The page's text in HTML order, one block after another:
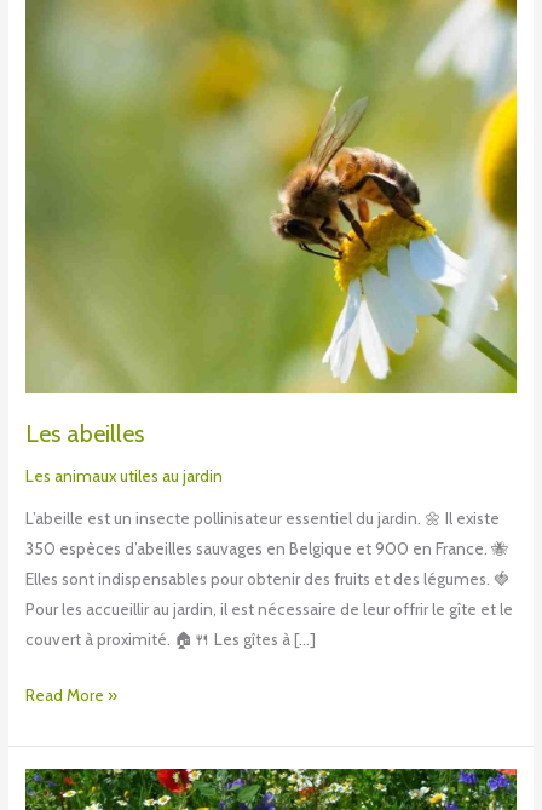
Les abeilles
Les animaux utiles au jardin
L’abeille est un insecte pollinisateur essentiel du jardin. 🌼 Il existe
350 espèces d’abeilles sauvages en Belgique et 900 en France. 🐝
Elles sont indispensables pour obtenir des fruits et des légumes. 🍓
Pour les accueillir au jardin, il est nécessaire de leur offrir le gîte et le
couvert à proximité. 🏠🍴 Les gîtes à […]
Read More »
Bandes